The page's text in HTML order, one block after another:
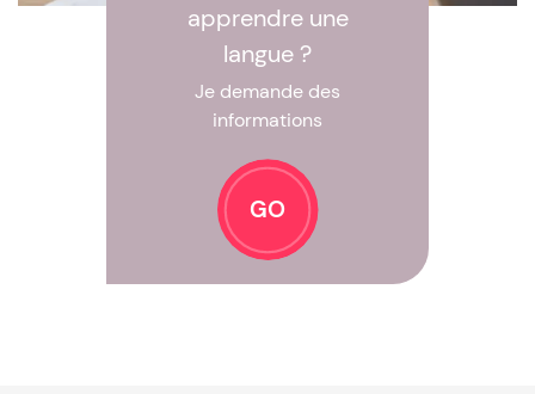
apprendre une
langue ?
Je demande des
informations
GO